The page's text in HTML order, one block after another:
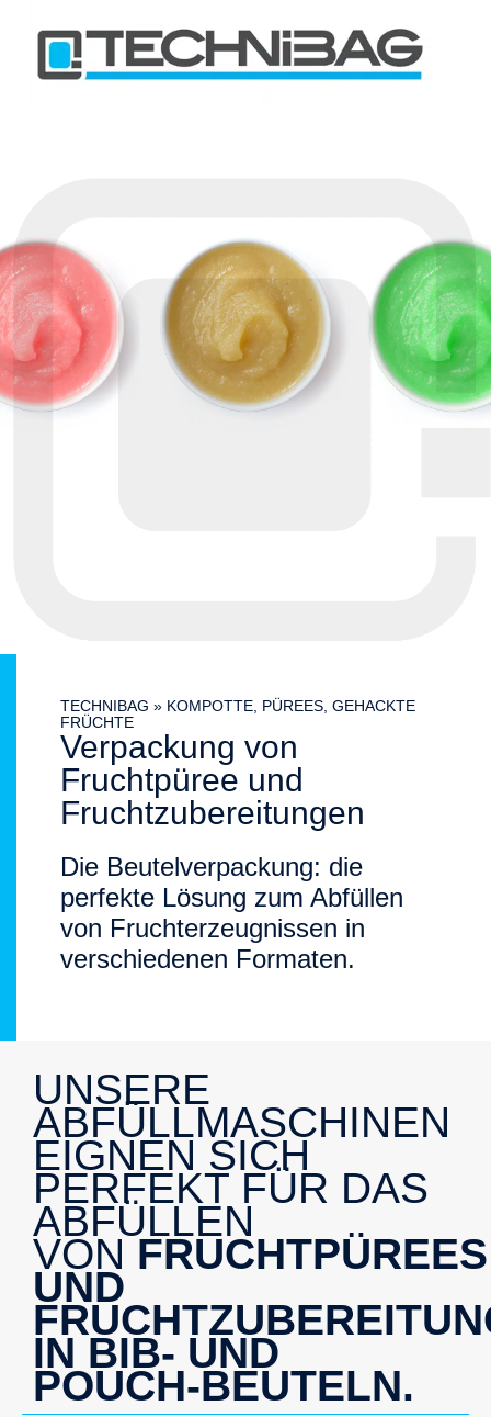
TECHNIBAG » KOMPOTTE, PÜREES, GEHACKTE
FRÜCHTE
Verpackung von
Fruchtpüree und
Fruchtzubereitungen
Die Beutelverpackung: die
perfekte Lösung zum Abfüllen
von Fruchterzeugnissen in
verschiedenen Formaten.
UNSERE
ABFÜLLMASCHINEN
EIGNEN SICH
PERFEKT FÜR DAS
ABFÜLLEN
VON FRUCHTPÜREES
UND
IN BIB- UND
POUCH-BEUTELN.